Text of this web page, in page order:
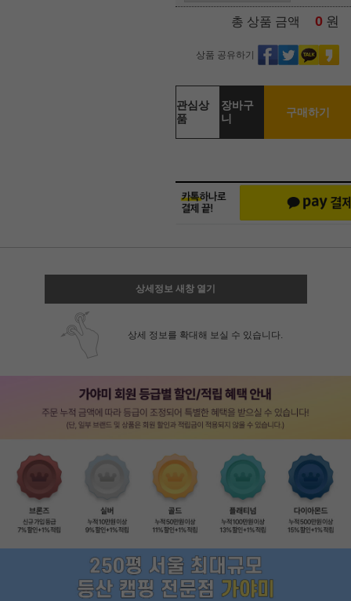
총 상품 금액 0 원
상품 공유하기
관심상
품
장바구
니
구매하기
상세정보 새창 열기
상세 정보를 확대해 보실 수 있습니다.